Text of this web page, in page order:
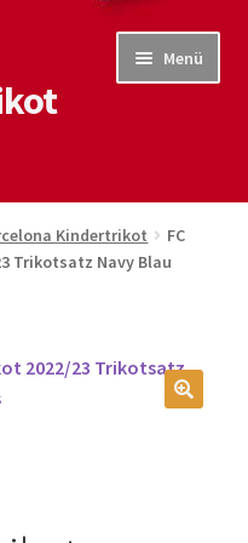
Menü
Kindertrikot
FC
Trikotsatz Navy Blau